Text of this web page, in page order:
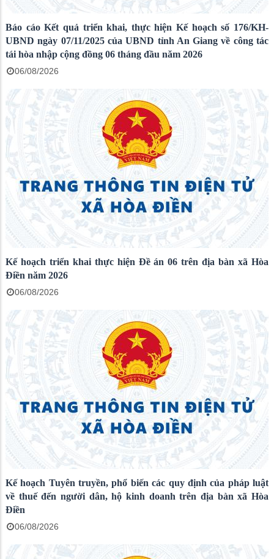
Báo cáo Kết quả triển khai, thực hiện Kế hoạch số 176/KH-
UBND ngày 07/11/2025 của UBND tỉnh An Giang về công tác
tái hòa nhập cộng đồng 06 tháng đầu năm 2026
06/08/2026
Kế hoạch triển khai thực hiện Đề án 06 trên địa bàn xã Hòa
Điền năm 2026
06/08/2026
Kế hoạch Tuyên truyền, phổ biến các quy định của pháp luật
về thuế đến người dân, hộ kinh doanh trên địa bàn xã Hòa
Điền
06/08/2026